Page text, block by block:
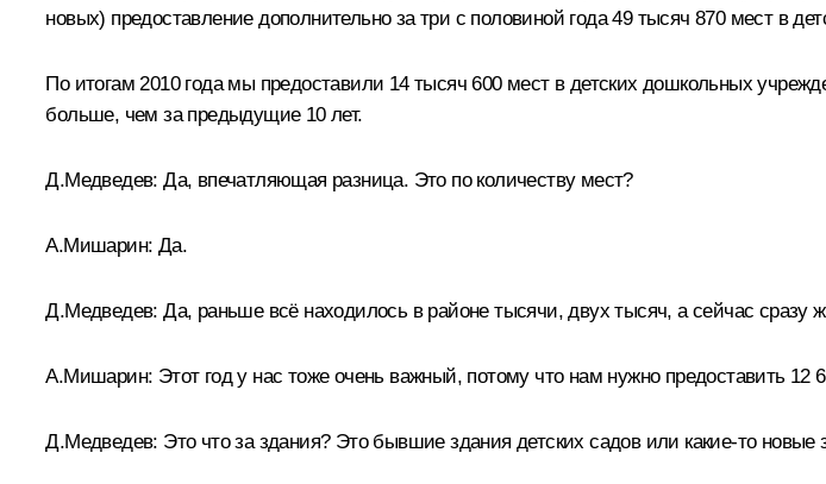
новых) предоставление дополнительно за три с половиной года 49 тысяч 870 мест в
По итогам 2010 года мы предоставили 14 тысяч 600 мест в детских дошкольных
больше, чем за предыдущие 10 лет.
Д.Медведев:Да, впечатляющая разница. Это по количеству мест?
А.Мишарин: Да.
Д.Медведев:Да, раньше всё находилось в районе тысячи, двух тысяч, а сейчас сразу
А.Мишарин: Этот год у нас тоже очень важный, потому что нам нужно предоставить
Д.Медведев: Это что за здания? Это бывшие здания детских садов или какие‑то новые